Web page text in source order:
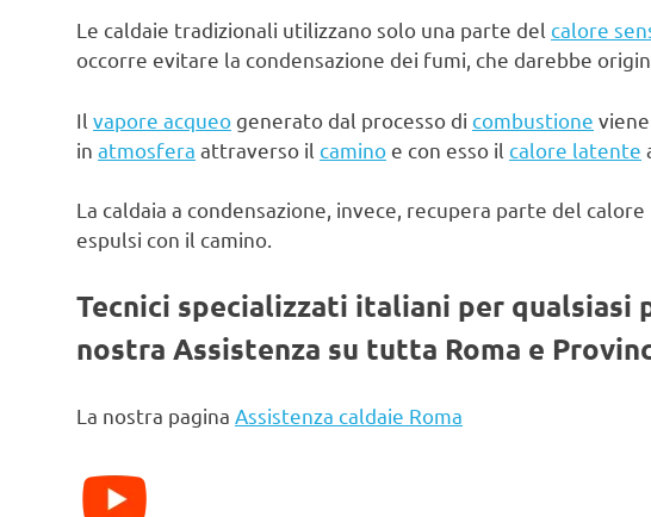
Le caldaie tradizionali utilizzano solo una parte del calore
occorre evitare la condensazione dei fumi, che darebbe
Il vapore acqueo generato dal processo di combustione
in atmosfera attraverso il camino e con esso il calore latente
La caldaia a condensazione, invece, recupera parte del
espulsi con il camino.
Tecnici specializzati italiani per qualsiasi
nostra Assistenza su tutta Roma e
La nostra pagina Assistenza caldaie Roma